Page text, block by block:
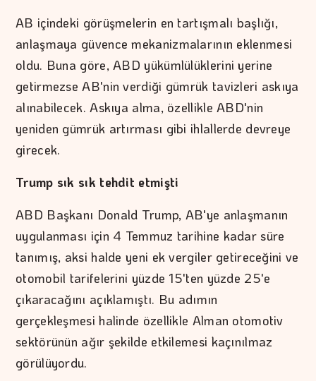
AB içindeki görüşmelerin en tartışmalı başlığı,
anlaşmaya güvence mekanizmalarının eklenmesi
oldu. Buna göre, ABD yükümlülüklerini yerine
getirmezse AB'nin verdiği gümrük tavizleri askıya
alınabilecek. Askıya alma, özellikle ABD'nin
yeniden gümrük artırması gibi ihlallerde devreye
girecek.
Trump sık sık tehdit etmişti
ABD Başkanı Donald Trump, AB'ye anlaşmanın
uygulanması için 4 Temmuz tarihine kadar süre
tanımış, aksi halde yeni ek vergiler getireceğini ve
otomobil tarifelerini yüzde 15'ten yüzde 25'e
çıkaracağını açıklamıştı. Bu adımın
gerçekleşmesi halinde özellikle Alman otomotiv
sektörünün ağır şekilde etkilemesi kaçınılmaz
görülüyordu.